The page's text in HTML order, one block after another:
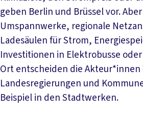
geben Berlin und Brüssel vor.
Umspannwerke, regionale
Ladesäulen für Strom,
Investitionen in Elektrobusse
Ort entscheiden die Akteur*innen
Landesregierungen und
Beispiel in den Stadtwerken.